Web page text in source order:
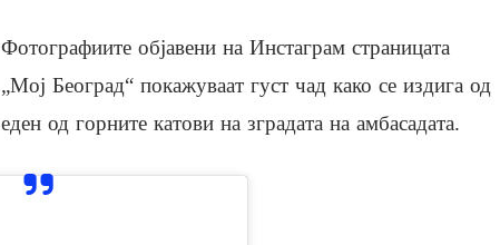
Фотографиите објавени на Инстаграм страницата
„Мој Београд“ покажуваат густ чад како се издига од
еден од горните катови на зградата на амбасадата.